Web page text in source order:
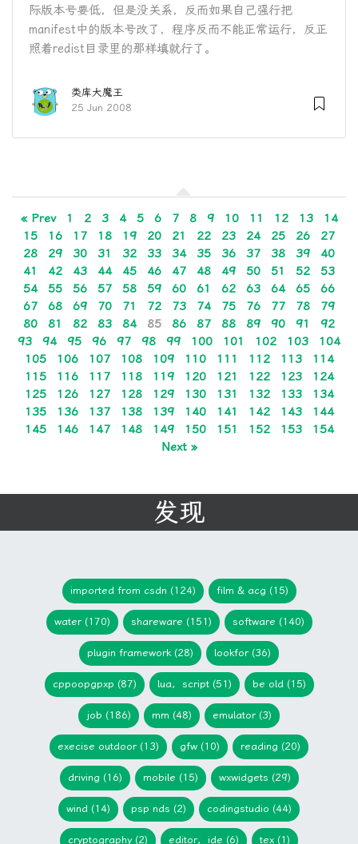
际版本号要低，但是没关系，反而如果自己强行把
manifest中的版本号改了，程序反而不能正常运行，反正
照着redist目录里的那样填就行了。
类库大魔王
25 Jun 2008
« Prev 1 2 3 4 5 6 7 8 9 10 11 12 13
14
15
16 17 18 19 20 21 22 23 24 25 26
27
28
29 30 31 32 33 34 35 36 37 38 39
40
41
42 43 44 45 46 47 48 49 50 51 52
53
54
55 56 57 58 59 60 61 62 63 64 65
66
67
68 69 70 71 72 73 74 75 76 77 78
79
80
81 82 83 84 85 86 87 88 89 90 91
92
93
94 95 96 97 98 99 100 101 102 103
104
105
106 107 108 109 110 111 112 113
114
115
116 117 118 119 120 121 122 123
124
125
126 127 128 129 130 131 132 133
134
135
136 137 138 139 140 141 142 143
144
145
146 147 148 149 150 151 152 153
154
Next »
发现
imported from csdn (124) film & acg (15)
water (170) shareware (151) software (140)
plugin framework (28) lookfor (36)
cppoopgpxp (87) lua，script (51) be old (15)
job (186) mm (48) emulator (3)
execise outdoor (13) gfw (10) reading (20)
driving (16) mobile (15) wxwidgets (29)
wind (14) psp nds (2) codingstudio (44)
cryptography (2) editor，ide (6) tex (1)